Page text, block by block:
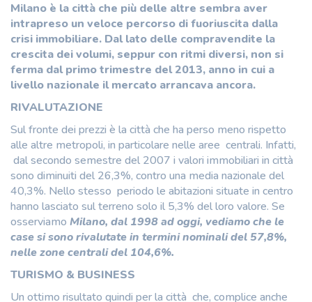
Milano è la città che più delle altre sembra aver
intrapreso un veloce percorso di fuoriuscita dalla
crisi immobiliare. Dal lato delle compravendite la
crescita dei volumi, seppur con ritmi diversi, non si
ferma dal primo trimestre del 2013, anno in cui a
livello nazionale il mercato arrancava ancora.
RIVALUTAZIONE
Sul fronte dei prezzi è la città che ha perso meno rispetto
alle altre metropoli, in particolare nelle aree centrali. Infatti,
dal secondo semestre del 2007 i valori immobiliari in città
sono diminuiti del 26,3%, contro una media nazionale del
40,3%. Nello stesso periodo le abitazioni situate in centro
hanno lasciato sul terreno solo il 5,3% del loro valore. Se
osserviamo Milano, dal 1998 ad oggi, vediamo che le
case si sono rivalutate in termini nominali del 57,8%,
nelle zone centrali del 104,6%.
TURISMO & BUSINESS
Un ottimo risultato quindi per la città che, complice anche